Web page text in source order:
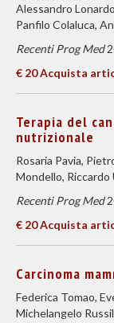
Alessandro
Panfilo Colaluca,
Recenti Prog Med
€ 20 Acquista
Terapia del
nutrizionale
Rosaria Pavia,
Mondello, Riccardo
Recenti Prog Med
€ 20 Acquista
Carcinoma
Federica Tomao,
Michelangelo